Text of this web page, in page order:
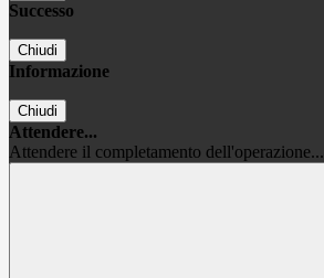
Successo
Chiudi
Informazione
Chiudi
Attendere...
Attendere il completamento dell'operazione...